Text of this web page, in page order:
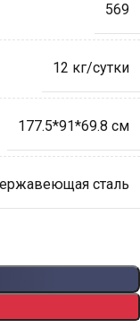
569
12 кг/сутки
177.5*91*69.8 см
сталь